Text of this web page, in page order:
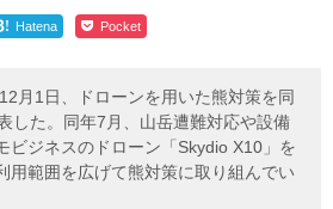
! Hatena Pocket
月1日、ドローンを用いた熊対策を同
した。同年7月、山岳遭難対応や設備
ビジネスのドローン「Skydio X10」を
用範囲を広げて熊対策に取り組んでい